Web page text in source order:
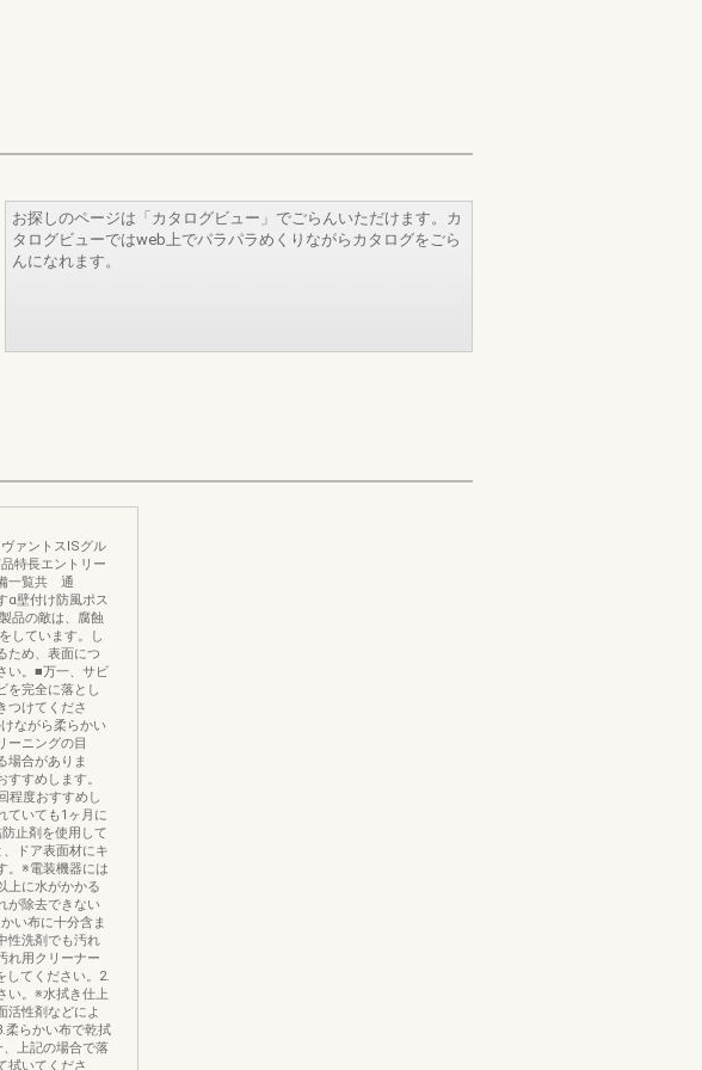
お探しのページは「カタログビュー」でごらんいただけます。カ
タログビューではweb上でパラパラめくりながらカタログをごら
んになれます。
ァントスISグル
特長エントリー
備一覧共 通
α壁付け防風ポス
品の敵は、腐蝕
しています。し
ため、表面につ
い。■万一、サビ
を完全に落とし
つけてくださ
ながら柔らかい
ーニングの目
場合がありま
すめします。
程度おすすめし
ていても1ヶ月に
止剤を使用して
ドア表面材にキ
。※電装機器には
上に水がかかる
が除去できない
い布に十分含ま
性洗剤でも汚れ
れ用クリーナー
してください。2.
い。※水拭き仕上
活性剤などによ
柔らかい布で乾拭
上記の場合で落
拭いてくださ